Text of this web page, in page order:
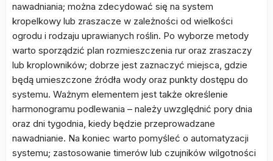
nawadniania; można zdecydować się na system
kropelkowy lub zraszacze w zależności od wielkości
ogrodu i rodzaju uprawianych roślin. Po wyborze metody
warto sporządzić plan rozmieszczenia rur oraz zraszaczy
lub kroplowników; dobrze jest zaznaczyć miejsca, gdzie
będą umieszczone źródła wody oraz punkty dostępu do
systemu. Ważnym elementem jest także określenie
harmonogramu podlewania – należy uwzględnić pory dnia
oraz dni tygodnia, kiedy będzie przeprowadzane
nawadnianie. Na koniec warto pomyśleć o automatyzacji
systemu; zastosowanie timerów lub czujników wilgotności